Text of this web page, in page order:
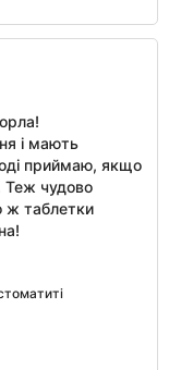
і мають
приймаю, якщо
Теж чудово
ж таблетки